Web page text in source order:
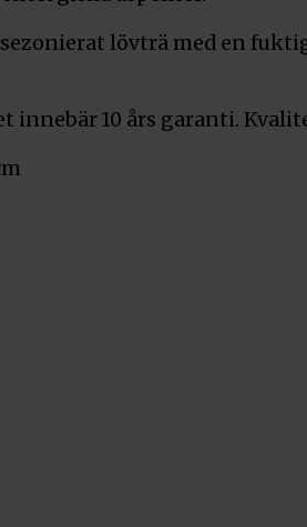
lövträ med en
innebär 10 års garanti.